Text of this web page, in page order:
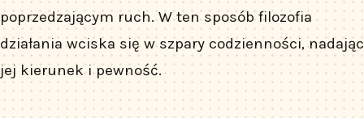
poprzedzającym ruch. W ten sposób filozofia
działania wciska się w szpary codzienności, nadając
jej kierunek i pewność.